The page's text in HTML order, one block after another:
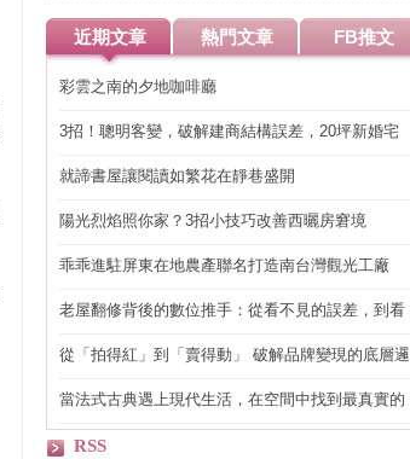
近期文章 熱門文章 FB推文
彩雲之南的夕地咖啡廳
3招！聰明客變，破解建商結構誤差，20坪新婚宅
就諦書屋讓閱讀如繁花在靜巷盛開
陽光烈焰照你家？3招小技巧改善西曬房窘境
乖乖進駐屏東在地農產聯名打造南台灣觀光工廠
老屋翻修背後的數位推手：從看不見的誤差，到看
從「拍得紅」到「賣得動」 破解品牌變現的底層邏
當法式古典遇上現代生活，在空間中找到最真實的
RSS